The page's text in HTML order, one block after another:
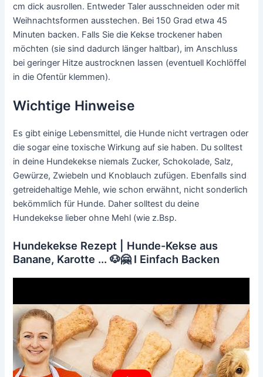
cm dick ausrollen. Entweder Taler ausschneiden oder mit
Weihnachtsformen ausstechen. Bei 150 Grad etwa 45
Minuten backen. Falls Sie die Kekse trockener haben
möchten (sie sind dadurch länger haltbar), im Anschluss
bei geringer Hitze austrocknen lassen (eventuell Kochlöffel
in die Ofentür klemmen).
Wichtige Hinweise
Es gibt einige Lebensmittel, die Hunde nicht vertragen oder
die sogar eine toxische Wirkung auf sie haben. Du solltest
in deine Hundekekse niemals Zucker, Schokolade, Salz,
Gewürze, Zwiebeln und Knoblauch zufügen. Ebenfalls sind
getreidehaltige Mehle, wie schon erwähnt, nicht sonderlich
bekömmlich für Hunde. Daher solltest du deine
Hundekekse lieber ohne Mehl (wie z.Bsp.
Hundekekse Rezept | Hunde-Kekse aus
Banane, Karotte ... 🐶🤗 I Einfach Backen